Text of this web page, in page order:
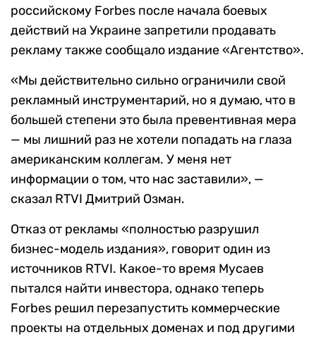
российскому Forbes после начала боевых
действий на Украине запретили продавать
рекламу также сообщало издание «Агентство».
«Мы действительно сильно ограничили свой
рекламный инструментарий, но я думаю, что в
большей степени это была превентивная мера
— мы лишний раз не хотели попадать на глаза
американским коллегам. У меня нет
информации о том, что нас заставили», —
сказал RTVI Дмитрий Озман.
Отказ от рекламы «полностью разрушил
бизнес-модель издания», говорит один из
источников RTVI. Какое-то время Мусаев
пытался найти инвестора, однако теперь
Forbes решил перезапустить коммерческие
проекты на отдельных доменах и под другими